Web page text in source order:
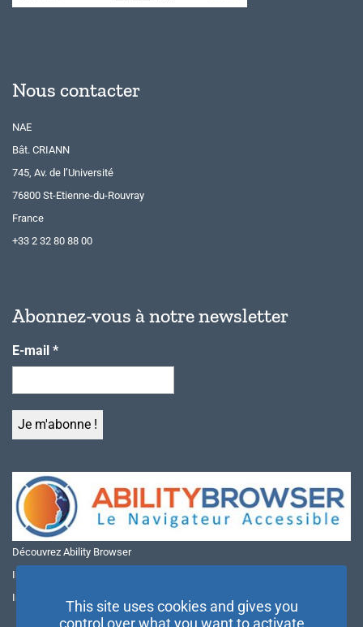
Nous contacter
NAE
Bât. CRIANN
745, Av. de l’Université
76800 St-Etienne-du-Rouvray
France
+33 2 32 80 88 00
Abonnez-vous à notre newsletter
E-mail *
Découvrez Ability Browser
Installer Ability Browser sur Windows
Installer Ability Browser sur Mac
This site uses cookies and gives you
control over what you want to activate